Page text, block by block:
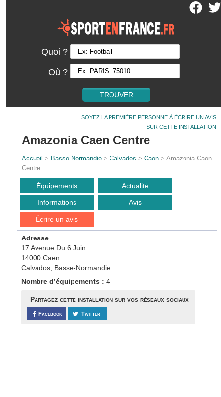
Quoi ?
Où ?
SOYEZ LA PREMIÈRE PERSONNE À ÉCRIRE UN AVIS
SUR CETTE INSTALLATION
Amazonia Caen Centre
Accueil > Basse-Normandie >Calvados >Caen > Amazonia Caen
Centre
Équipements Actualité
Informations Avis
Écrire un avis
Adresse
17 Avenue Du 6 Juin
14000 Caen
Calvados, Basse-Normandie
Nombre d’équipements :4
Partagez cette installation sur vos réseaux sociaux
Facebook Twitter